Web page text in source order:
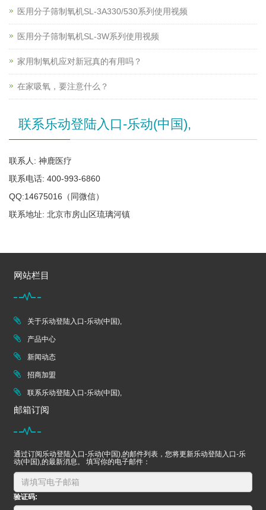
医用分子筛制氧机SL-3A330/530系列使用视频
医用分子筛制氧机SL-3W系列使用视频
家用制氧机应对新冠真的有用吗？
在家吸氧，要注意什么？
联系乐动登陆入口-乐动(中国),
联系人: 神鹿医疗
联系电话: 400-993-6860
QQ:14675016（同微信）
联系地址: 北京市房山区琉璃河镇
网站栏目
关于乐动登陆入口-乐动(中国),
产品中心
新闻动态
招商加盟
联系乐动登陆入口-乐动(中国),
邮箱订阅
通过订阅乐动登陆入口-乐动(中国),的邮件列表，您将更新乐动登陆入口-乐
动(中国),的最新消息。 填写你的电子邮件：
验证码: